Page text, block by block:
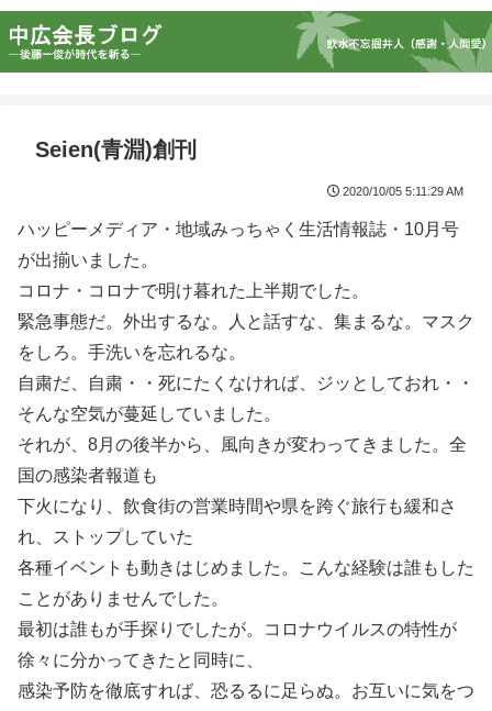
Seien(青淵)創刊
2020/10/05 5:11:29 AM
ハッピーメディア・地域みっちゃく生活情報誌・10月号
が出揃いました。
コロナ・コロナで明け暮れた上半期でした。
緊急事態だ。外出するな。人と話すな、集まるな。マスク
をしろ。手洗いを忘れるな。
自粛だ、自粛・・死にたくなければ、ジッとしておれ・・
そんな空気が蔓延していました。
それが、8月の後半から、風向きが変わってきました。全
国の感染者報道も
下火になり、飲食街の営業時間や県を跨ぐ旅行も緩和さ
れ、ストップしていた
各種イベントも動きはじめました。こんな経験は誰もした
ことがありませんでした。
最初は誰もが手探りでしたが。コロナウイルスの特性が
徐々に分かってきたと同時に、
感染予防を徹底すれば、恐るるに足らぬ。お互いに気をつ